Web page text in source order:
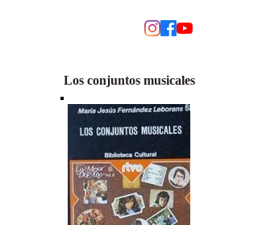
Los conjuntos musicales